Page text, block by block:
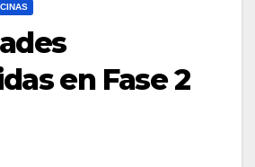
en Fase 2